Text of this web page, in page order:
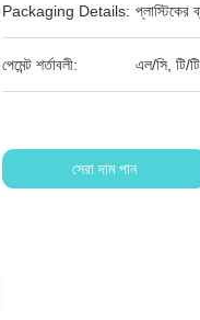
Packaging Details: প্লাস্টিকের
পেমেন্ট শর্তাবলী: এল/সি, টি/
সেরা দাম পান